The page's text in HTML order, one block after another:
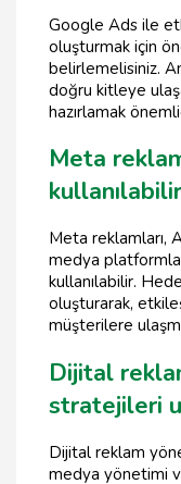
Google Ads ile
oluşturmak için
belirlemelisiniz.
doğru kitleye
hazırlamak
Meta
Meta reklamları,
medya
kullanılabilir.
oluşturarak,
müşterilere
Dijital
stratejileri
Dijital reklam
medya yönetimi